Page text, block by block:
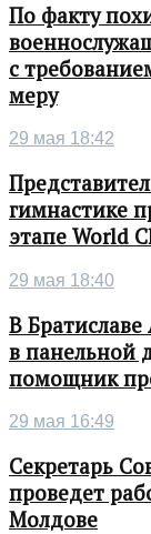
По факту
с
меру
29 мая 18:42
гимнастике
этапе World
29 мая 18:40
В
в панельной
помощник
29 мая 16:49
Секретарь
проведет
Молдове